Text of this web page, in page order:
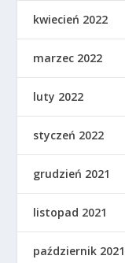
kwiecień 2022
marzec 2022
luty 2022
styczeń 2022
grudzień 2021
listopad 2021
październik 2021